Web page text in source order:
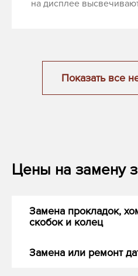
на дисплее
Показать все
Цены на замену
Замена прокладок,
скобок и колец
Замена или ремонт